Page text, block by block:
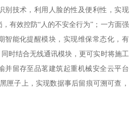
别技术，利用人脸的性及便利性，实现
有效控防“人的不安全行为”；一方面强
智能化提醒模块，实现维保常态化，有
时结合无线通讯模块，更可实时将施工
并留存至品茗建筑起重机械安全云平台
匣子上，实现数据事后留痕可溯可查，